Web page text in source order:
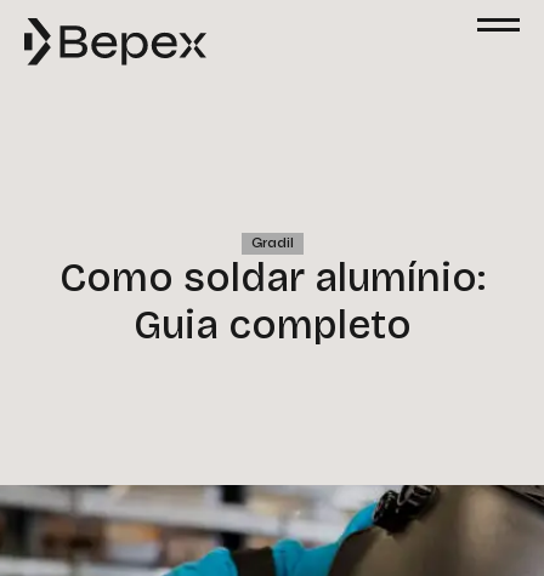
Gradil
Como soldar alumínio:
Guia completo
Solicite um Orçamento
Empresa